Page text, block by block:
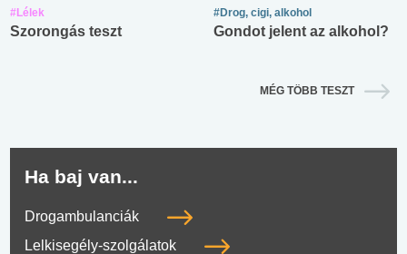
#Lélek
Szorongás teszt
#Drog, cigi, alkohol
Gondot jelent az alkohol?
MÉG TÖBB TESZT
Ha baj van...
Drogambulanciák
Lelkisegély-szolgálatok